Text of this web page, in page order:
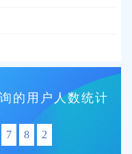
的用户人数统计
7 8 2